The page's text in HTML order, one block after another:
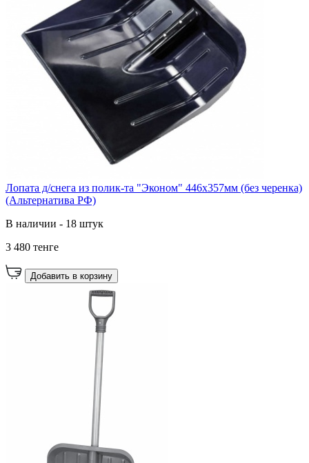
Лопата д/снега из полик-та "Эконом" 446х357мм (без черенка)
(Альтернатива РФ)
В наличии - 18 штук
3 480 тенге
Добавить в корзину